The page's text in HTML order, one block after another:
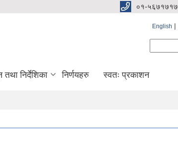
०१-५६७१७१७
English
निर्देशिका निर्णयहरु स्वतः प्रकाशन